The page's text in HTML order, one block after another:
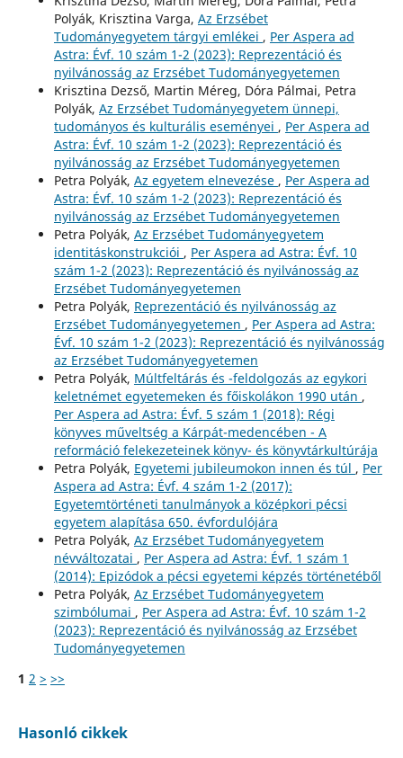
Polyák, Krisztina Varga, Az Erzsébet
Tudományegyetem tárgyi emlékei , Per Aspera ad
Astra: Évf. 10 szám 1-2 (2023): Reprezentáció és
nyilvánosság az Erzsébet Tudományegyetemen
Krisztina Dezső, Martin Méreg, Dóra Pálmai, Petra
Polyák, Az Erzsébet Tudományegyetem ünnepi,
tudományos és kulturális eseményei , Per Aspera ad
Astra: Évf. 10 szám 1-2 (2023): Reprezentáció és
nyilvánosság az Erzsébet Tudományegyetemen
Petra Polyák, Az egyetem elnevezése , Per Aspera ad
Astra: Évf. 10 szám 1-2 (2023): Reprezentáció és
nyilvánosság az Erzsébet Tudományegyetemen
Petra Polyák, Az Erzsébet Tudományegyetem
identitáskonstrukciói , Per Aspera ad Astra: Évf. 10
szám 1-2 (2023): Reprezentáció és nyilvánosság az
Erzsébet Tudományegyetemen
Petra Polyák, Reprezentáció és nyilvánosság az
Erzsébet Tudományegyetemen , Per Aspera ad Astra:
Évf. 10 szám 1-2 (2023): Reprezentáció és nyilvánosság
az Erzsébet Tudományegyetemen
Petra Polyák, Múltfeltárás és -feldolgozás az egykori
keletnémet egyetemeken és főiskolákon 1990 után ,
Per Aspera ad Astra: Évf. 5 szám 1 (2018): Régi
könyves műveltség a Kárpát-medencében - A
reformáció felekezeteinek könyv- és könyvtárkultúrája
Petra Polyák, Egyetemi jubileumokon innen és túl , Per
Aspera ad Astra: Évf. 4 szám 1-2 (2017):
Egyetemtörténeti tanulmányok a középkori pécsi
egyetem alapítása 650. évfordulójára
Petra Polyák, Az Erzsébet Tudományegyetem
névváltozatai , Per Aspera ad Astra: Évf. 1 szám 1
(2014): Epizódok a pécsi egyetemi képzés történetéből
Petra Polyák, Az Erzsébet Tudományegyetem
szimbólumai , Per Aspera ad Astra: Évf. 10 szám 1-2
(2023): Reprezentáció és nyilvánosság az Erzsébet
Tudományegyetemen
1 2 > >>
Hasonló cikkek